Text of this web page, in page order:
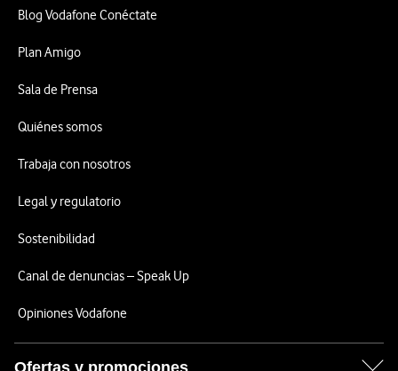
Blog Vodafone Conéctate
Plan Amigo
Sala de Prensa
Quiénes somos
Trabaja con nosotros
Legal y regulatorio
Sostenibilidad
Canal de denuncias – Speak Up
Opiniones Vodafone
Ofertas y promociones